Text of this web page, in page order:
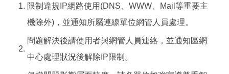
1. 限制違規IP網路使用(DNS、WWW、Mail等重要主
機除外)，並通知所屬連線單位網管人員處理。
2.
問題解決後請使用者與網管人員連絡，並通知區網
中心處理狀況後解除IP限制。